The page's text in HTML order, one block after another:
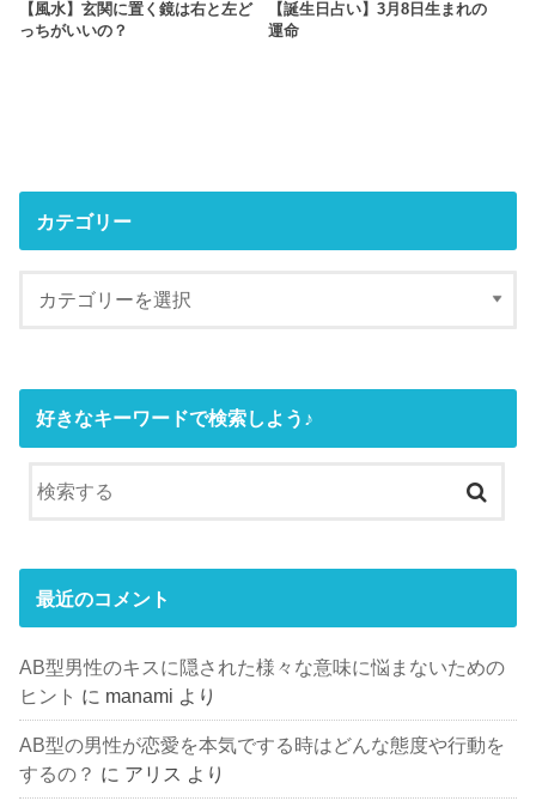
【風水】玄関に置く鏡は右と左ど
っちがいいの？
【誕生日占い】3月8日生まれの
運命
カテゴリー
好きなキーワードで検索しよう♪
最近のコメント
AB型男性のキスに隠された様々な意味に悩まないための
ヒント に manami より
AB型の男性が恋愛を本気でする時はどんな態度や行動を
するの？ に アリス より